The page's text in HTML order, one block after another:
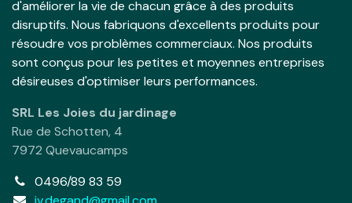
d'améliorer la vie de chacun grâce à des produits
disruptifs. Nous fabriquons d'excellents produits pour
résoudre vos problèmes commerciaux. Nos produits
sont conçus pour les petites et moyennes entreprises
désireuses d'optimiser leurs performances.
SRL Les Joies du jardinage
Rue de Schotten, 4
7972 Quevaucamps
0496/89 83 59